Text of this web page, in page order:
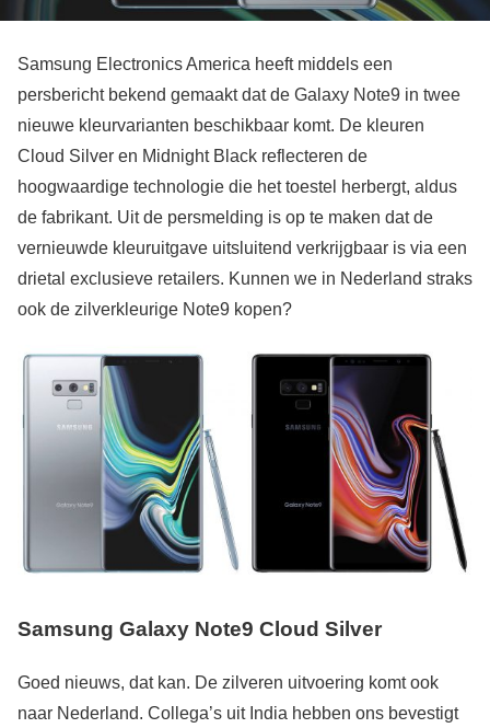
Samsung Electronics America heeft middels een
persbericht bekend gemaakt dat de Galaxy Note9 in twee
nieuwe kleurvarianten beschikbaar komt. De kleuren
Cloud Silver en Midnight Black reflecteren de
hoogwaardige technologie die het toestel herbergt, aldus
de fabrikant. Uit de persmelding is op te maken dat de
vernieuwde kleuruitgave uitsluitend verkrijgbaar is via een
drietal exclusieve retailers. Kunnen we in Nederland straks
ook de zilverkleurige Note9 kopen?
Samsung Galaxy Note9 Cloud Silver
Goed nieuws, dat kan. De zilveren uitvoering komt ook
naar Nederland. Collega’s uit India hebben ons bevestigt